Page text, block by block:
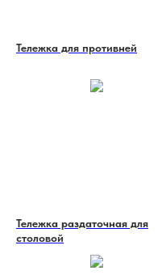
Тележка для противней
Тележка раздаточная для
столовой